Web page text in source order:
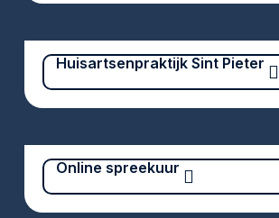
Huisartsenpraktijk Sint Pieter
Online spreekuur